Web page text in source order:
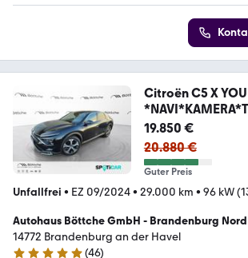
Citroën C5 X YOU
EIZUNG*
19.850 €
20.880 €
Guter Preis
Unfallfrei • EZ 09/2024• 29.000 km • 96 kW
Autohaus Böttche GmbH - Brandenburg Nord
14772 Brandenburg an der Havel
(46)